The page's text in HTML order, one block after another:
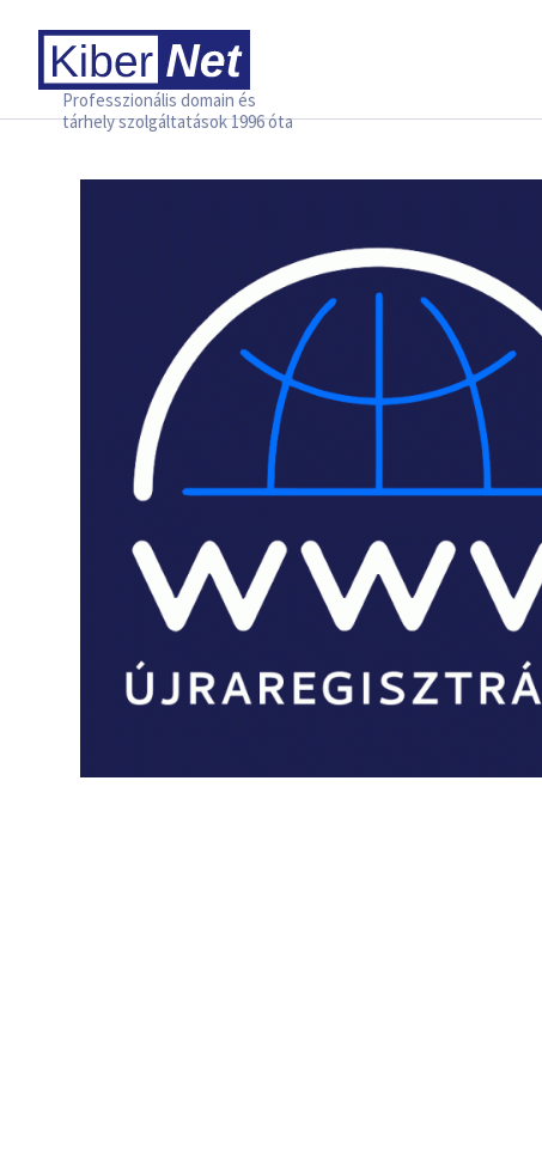
Professzionális domain és
tárhely szolgáltatások 1996 óta